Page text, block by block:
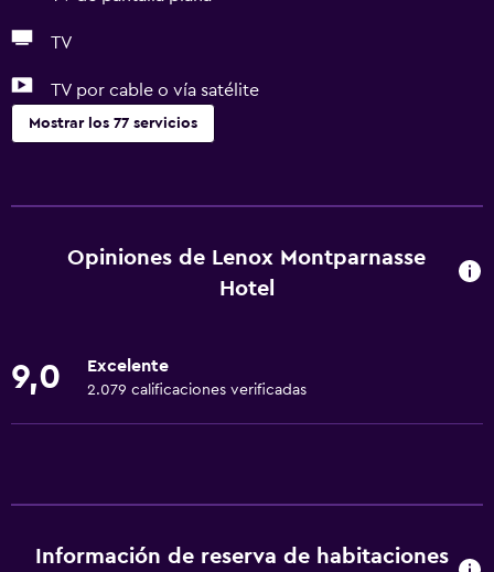
TV
TV por cable o vía satélite
Mostrar los 77 servicios
Wifi gratis
Dispositivo hotspot móvil
Wifi disponible en todas las instalaciones
Toallas
Extinguidor
Calefacción
Opiniones de Lenox Montparnasse
Hotel
9,0 Excelente
2.079 calificaciones verificadas
Información de reserva de habitaciones